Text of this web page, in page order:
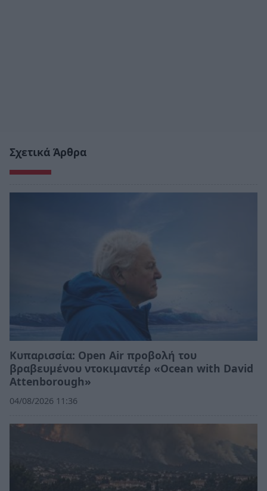
Σχετικά Άρθρα
Κυπαρισσία: Open Air προβολή του
βραβευμένου ντοκιμαντέρ «Ocean with David
Attenborough»
04/08/2026 11:36